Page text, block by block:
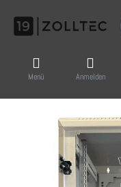
Menü Anmelden